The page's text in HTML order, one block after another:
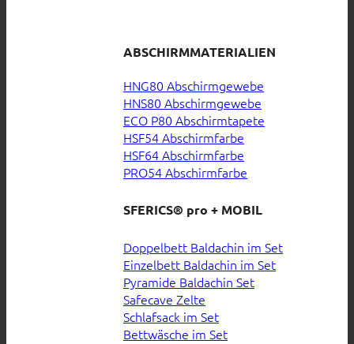
ABSCHIRMMATERIALIEN
HNG80 Abschirmgewebe
HNS80 Abschirmgewebe
ECO P80 Abschirmtapete
HSF54 Abschirmfarbe
HSF64 Abschirmfarbe
PRO54 Abschirmfarbe
SFERICS® pro + MOBIL
Doppelbett Baldachin im Set
Einzelbett Baldachin im Set
Pyramide Baldachin Set
Safecave Zelte
Schlafsack im Set
Bettwäsche im Set